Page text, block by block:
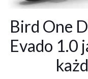
Bird One
Evado 1.0